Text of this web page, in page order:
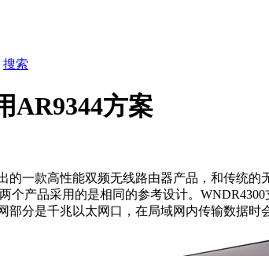
搜索
AR9344方案
的一款高性能双频无线路由器产品，和传统
个产品采用的是相同的参考设计。
分是千兆以太网口，在局域网内传输数据时